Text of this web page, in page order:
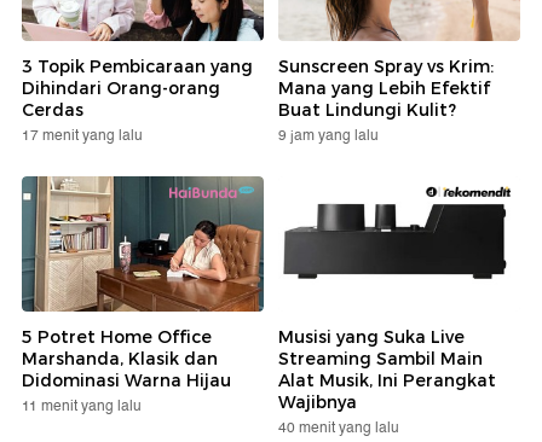
3 Topik Pembicaraan yang
Dihindari Orang-orang
Cerdas
17 menit yang lalu
Sunscreen Spray vs Krim:
Mana yang Lebih Efektif
Buat Lindungi Kulit?
9 jam yang lalu
5 Potret Home Office
Marshanda, Klasik dan
Didominasi Warna Hijau
11 menit yang lalu
Musisi yang Suka Live
Streaming Sambil Main
Alat Musik, Ini Perangkat
Wajibnya
40 menit yang lalu